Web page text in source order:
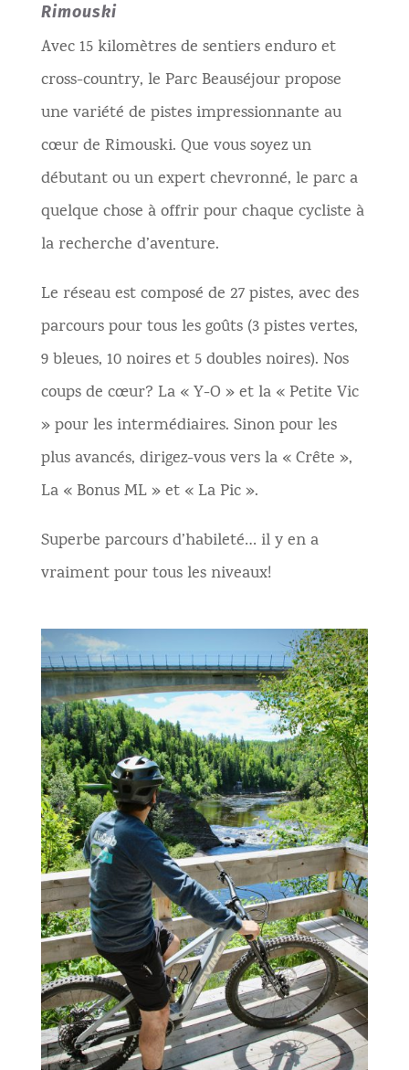
Rimouski
Avec 15 kilomètres de sentiers enduro et
cross-country, le Parc Beauséjour propose
une variété de pistes impressionnante au
cœur de Rimouski. Que vous soyez un
débutant ou un expert chevronné, le parc a
quelque chose à offrir pour chaque cycliste à
la recherche d’aventure.
Le réseau est composé de 27 pistes, avec des
parcours pour tous les goûts (3 pistes vertes,
9 bleues, 10 noires et 5 doubles noires). Nos
coups de cœur? La « Y-O » et la « Petite Vic
» pour les intermédiaires. Sinon pour les
plus avancés, dirigez-vous vers la « Crête »,
La « Bonus ML » et « La Pic ».
Superbe parcours d’habileté… il y en a
vraiment pour tous les niveaux!